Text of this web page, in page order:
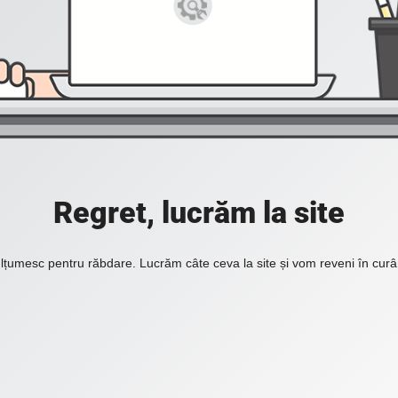
Regret, lucrăm la site
pentru răbdare. Lucrăm câte ceva la site și vom reveni în